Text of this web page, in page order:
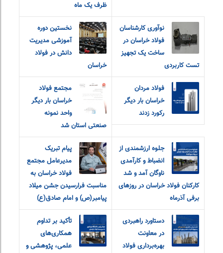
ظرف یک ماه
نوآوری کارشناسان
فولاد خراسان در
ساخت یک تجهیز
تست کاربردی
نخستین دوره
آموزشی مدیریت
دانش در فولاد
خراسان
فولاد مردان
خراسان بار دیگر
رکورد زدند
مجتمع فولاد
خراسان بار دیگر
واحد نمونه
صنعتی استان شد
جلوه ارزشمندی از
انضباط و کارآمدی
ناوگان آمد و شد
کارکنان فولاد خراسان در روزهای
برفی آذرماه
پیام تبریک
مدیرعامل مجتمع
فولاد خراسان به
مناسبت فرارسیدن جشن میلاد
پیامبر(ص) و امام صادق(ع)
دستاورد راهبردی
در معاونت
بهره‌برداری فولاد
تأکید بر تداوم
همکاری‌های
علمی، پژوهشی و